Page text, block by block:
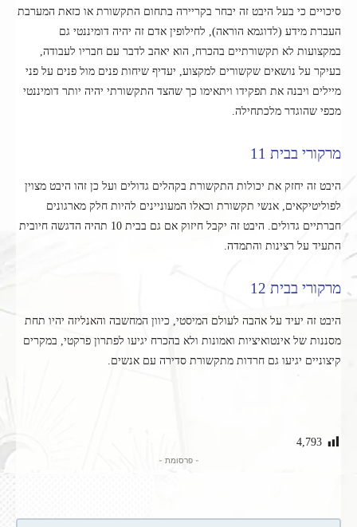
סיכויים כי בעל היבט זה יבחר בקריירה בתחום התקשורת או כזאת המערבת
העברת מידע (לדוגמא הוראה), לחילופין אדם זה יהיה דומיננטי גם
במקצועות לא תקשורתיים בהכרח, הוא יאהב לדבר עם חבריו לעבודה,
בעיקר על נושאים שקשורים למקצוע, יעדיף שיחות פנים מול פנים על פני
מיילים ויבנה את תפקידו ויתאימו כך שהצד התקשורתי יהיה יותר דומיננטי
מכפי שהוגדר מלכתחילה.
מרקורי בבית 11
היבט זה יחזק את יכולות התקשורת בקהלים גדולים ועל כן זהו היבט מצוין
לפוליטיקאים, אנשי תקשורת וכאלו המעוניינים להיות חלק מארגונים
חברתיים גדולים. היבט זה יקבל חיזוק אם גם בבית 10 תהיה הדגשה חיובית
התעיד על רצינות והתמדה.
מרקורי בבית 12
היבט זה יעיד על אהבה לעולם המיסטי, כיוון המחשבה והאנליזה יהיו תחת
מסננות של אינטואיציות ואמונות ולא בהכרח יגיעו לפתרון פרקטי, במקרים
קיצוניים יגיעו גם חרדות מתקשורת סדירה עם אנשים.
4,793
- פרסומת -